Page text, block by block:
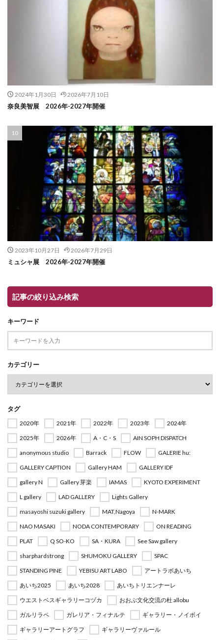
2024年1月30日 2026年7月10日
奈良美智展 2026年-2027年開催
2023年10月27日 2026年7月29日
ミュシャ展 2026年-2027年開催
記事の絞り込み検索
キーワード
カテゴリー
タグ
2020年 2021年 2022年 2023年
2024年
2025年
2026年 A・C・S
AIN SOPH DISPATCH
anonymous studio
Barrack FLOW
GALERIE hu:
GALLERY CAPTION
Gallery HAM
GALLERY IDF
gallery N
Gallery 芽楽 IAMAS
KYOTO EXPERIMENT
L gallery
LAD GALLERY
Lights Gallery
masayoshi suzuki gallery
MAT,Nagoya
N-MARK
NAO MASAKI
NODA CONTEMPORARY
ON READING
PLAT
Q SO-KO SA・KURA
See Saw gallery
sharphardstrong
SHUMOKU GALLERY
SPAC
STANDING PINE
YEBISU ART LABO
アートラボあいち
あいち2025
あいち2028
あいちトリエンナーレ
ウエストベスギャラリーコヅカ
おおぶ文化交流の杜 allobu
ガルリラペ
ガレリア・フィナルテ
ギャラリー・ノイボイ
ギャラリーアートグラフ
ギャラリーヴァルール